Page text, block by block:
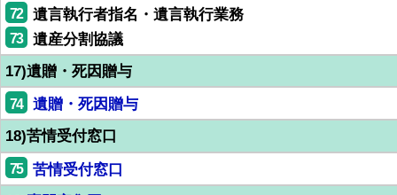
72 遺言執行者指名・遺言執行業務
73
遺産分割協議
17)遺贈・死因贈与
74
遺贈・死因贈与
18)苦情受付窓口
75
苦情受付窓口